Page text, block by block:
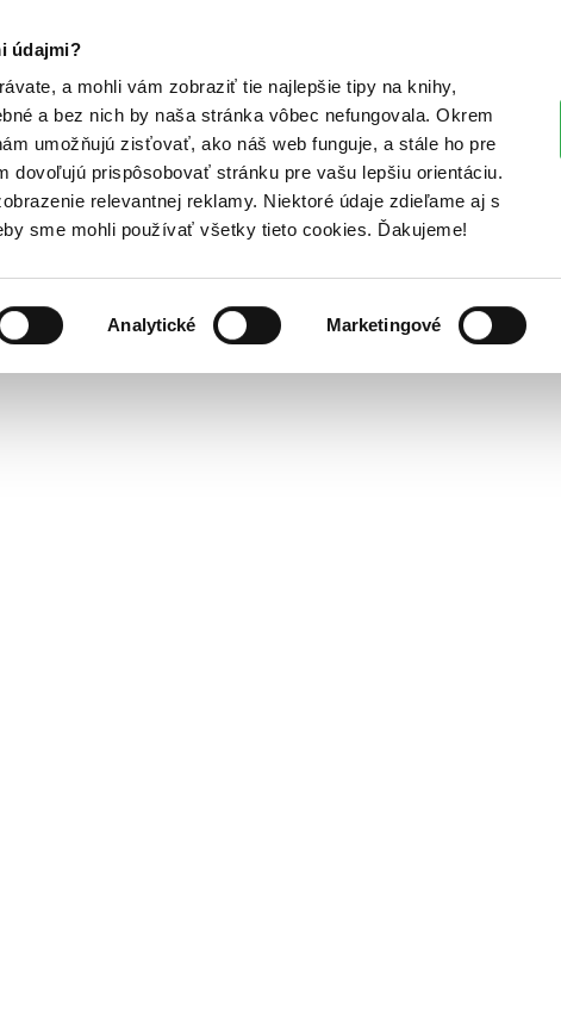
údajmi?
a mohli vám zobraziť tie najlepšie tipy na knihy,
a bez nich by naša stránka vôbec nefungovala. Okrem
umožňujú zisťovať, ako náš web funguje, a stále ho pre
dovoľujú prispôsobovať stránku pre vašu lepšiu orientáciu.
relevantnej reklamy. Niektoré údaje zdieľame aj s
sme mohli používať všetky tieto cookies. Ďakujeme!
Analytické Marketingové